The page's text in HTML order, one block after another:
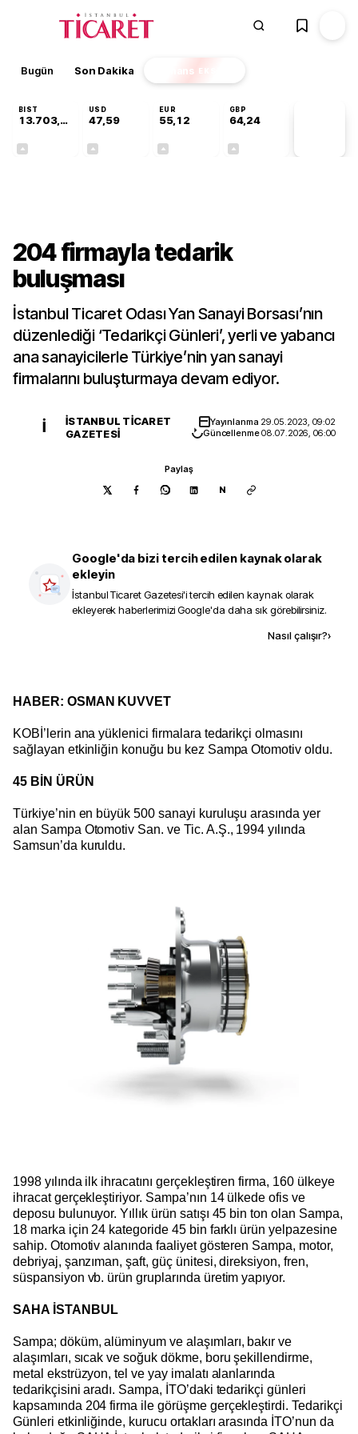
Bugün Son Dakika Finans EKSTRA
BIST
13.703,13
USD
47,59
EUR
55,12
GBP
64,24
204 firmayla tedarik
buluşması
İstanbul Ticaret Odası Yan Sanayi Borsası’nın
düzenlediği ‘Tedarikçi Günleri’, yerli ve yabancı
ana sanayicilerle Türkiye’nin yan sanayi
firmalarını buluşturmaya devam ediyor.
İ
İSTANBUL TICARET
GAZETESI
Yayınlanma 29.05.2023, 09:02
Güncellenme08.07.2026, 06:00
Paylaş
N
Google'da bizi tercih edilen kaynak olarak
ekleyin
İstanbul Ticaret Gazetesi'i tercih edilen kaynak olarak
ekleyerek haberlerimizi Google'da daha sık görebilirsiniz.
Nasıl çalışır?›
HABER: OSMAN KUVVET
KOBİ’lerin ana yüklenici firmalara tedarikçi olmasını
sağlayan etkinliğin konuğu bu kez Sampa Otomotiv oldu.
45 BİN ÜRÜN
Türkiye’nin en büyük 500 sanayi kuruluşu arasında yer
alan Sampa Otomotiv San. ve Tic. A.Ş., 1994 yılında
Samsun’da kuruldu.
1998 yılında ilk ihracatını gerçekleştiren firma, 160 ülkeye
ihracat gerçekleştiriyor. Sampa’nın 14 ülkede ofis ve
deposu bulunuyor. Yıllık ürün satışı 45 bin ton olan Sampa,
18 marka için 24 kategoride 45 bin farklı ürün yelpazesine
sahip. Otomotiv alanında faaliyet gösteren Sampa, motor,
debriyaj, şanzıman, şaft, güç ünitesi, direksiyon, fren,
süspansiyon vb. ürün gruplarında üretim yapıyor.
SAHA İSTANBUL
Sampa; döküm, alüminyum ve alaşımları, bakır ve
alaşımları, sıcak ve soğuk dökme, boru şekillendirme,
metal ekstrüzyon, tel ve yay imalatı alanlarında
tedarikçisini aradı. Sampa, İTO’daki tedarikçi günleri
kapsamında 204 firma ile görüşme gerçekleştirdi. Tedarikçi
Günleri etkinliğinde, kurucu ortakları arasında İTO’nun da